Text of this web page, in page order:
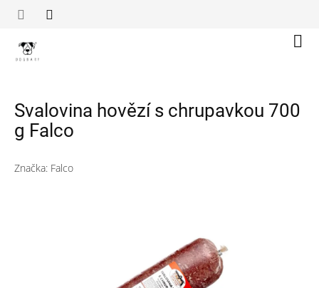
Svalovina hovězí s chrupavkou 700
g Falco
Značka: Falco